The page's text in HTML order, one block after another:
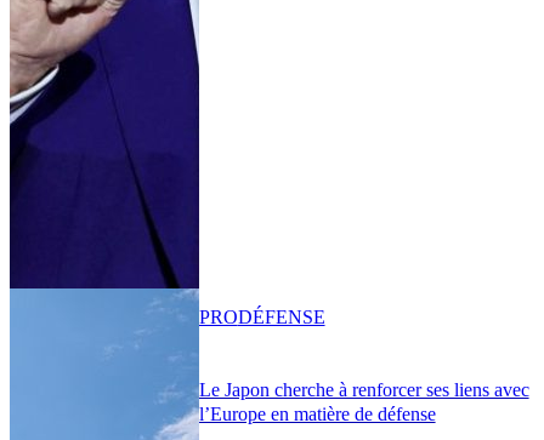
Le Japon cherche à renforcer ses liens avec
l’Europe en matière de défense
PRODÉFENSE